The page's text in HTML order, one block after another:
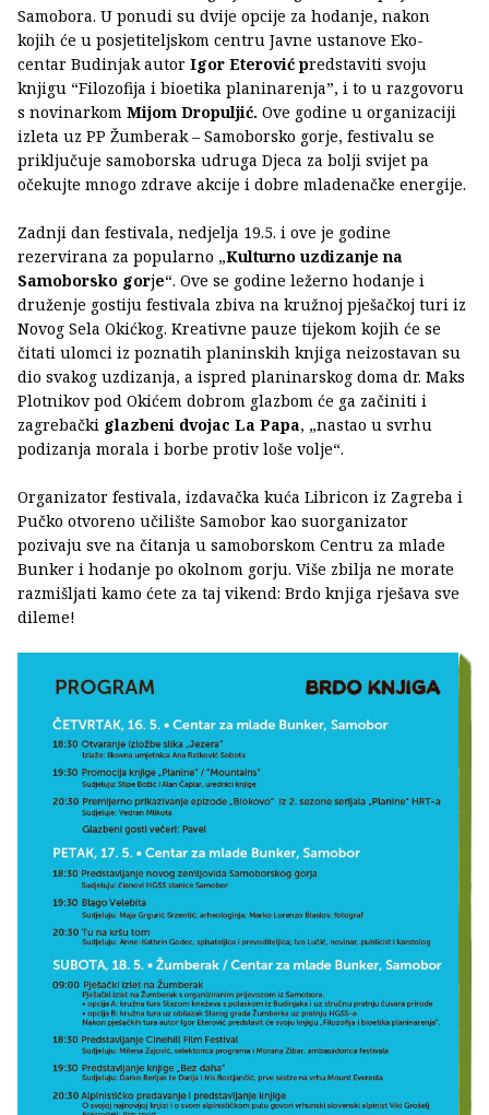
Samobora. U ponudi su dvije opcije za hodanje, nakon
kojih će u posjetiteljskom centru Javne ustanove Eko-
centar Budinjak autor Igor Eterović predstaviti svoju
knjigu “Filozofija i bioetika planinarenja”, i to u razgovoru
s novinarkom Mijom Dropuljić. Ove godine u organizaciji
izleta uz PP Žumberak – Samoborsko gorje, festivalu se
priključuje samoborska udruga Djeca za bolji svijet pa
očekujte mnogo zdrave akcije i dobre mladenačke energije.
Zadnji dan festivala, nedjelja 19.5. i ove je godine
rezervirana za popularno „Kulturno uzdizanje na
Samoborsko gorje“. Ove se godine ležerno hodanje i
druženje gostiju festivala zbiva na kružnoj pješačkoj turi iz
Novog Sela Okićkog. Kreativne pauze tijekom kojih će se
čitati ulomci iz poznatih planinskih knjiga neizostavan su
dio svakog uzdizanja, a ispred planinarskog doma dr. Maks
Plotnikov pod Okićem dobrom glazbom će ga začiniti i
zagrebački glazbeni dvojac La Papa, „nastao u svrhu
podizanja morala i borbe protiv loše volje“.
Organizator festivala, izdavačka kuća Libricon iz Zagreba i
Pučko otvoreno učilište Samobor kao suorganizator
pozivaju sve na čitanja u samoborskom Centru za mlade
Bunker i hodanje po okolnom gorju. Više zbilja ne morate
razmišljati kamo ćete za taj vikend: Brdo knjiga rješava sve
dileme!